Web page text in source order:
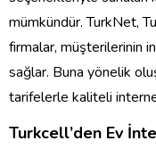
mümkündür. TurkNet,
firmalar, müşterilerinin
sağlar. Buna yönelik olu
tarifelerle kaliteli
Turkcell’den Ev İ